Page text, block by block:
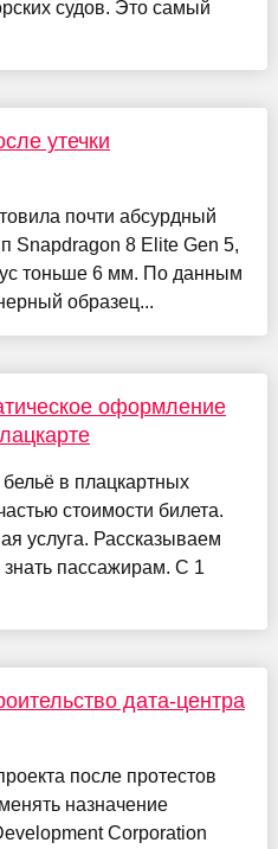
судов. Это самый
утечки
почти абсурдный
Snapdragon 8 Elite Gen 5,
тоньше 6 мм. По данным
образец...
оформление
в плацкартных
стоимости билета.
услуга. Рассказываем
пассажирам. С 1
дата-центра
после протестов
назначение
Corporation